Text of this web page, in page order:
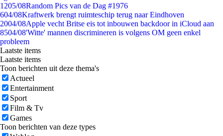
1205/08Random Pics van de Dag #1976
604/08Kraftwerk brengt ruimteschip terug naar Eindhoven
2004/08Apple vecht Britse eis tot inbouwen backdoor in iCloud aan
8504/08'Witte' mannen discrimineren is volgens OM geen enkel
probleem
Laatste items
Laatste items
Toon berichten uit deze thema's
Actueel
Entertainment
Sport
Film & Tv
Games
Toon berichten van deze types